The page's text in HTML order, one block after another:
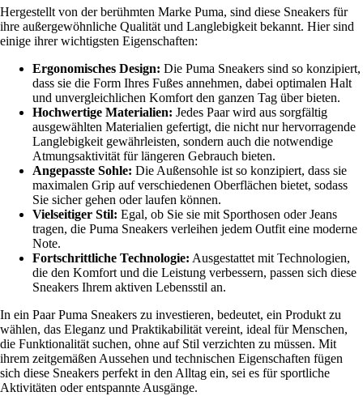
Hergestellt von der berühmten Marke Puma, sind diese Sneakers für
ihre außergewöhnliche Qualität und Langlebigkeit bekannt. Hier sind
einige ihrer wichtigsten Eigenschaften:
Ergonomisches Design: Die Puma Sneakers sind so konzipiert,
dass sie die Form Ihres Fußes annehmen, dabei optimalen Halt
und unvergleichlichen Komfort den ganzen Tag über bieten.
Hochwertige Materialien: Jedes Paar wird aus sorgfältig
ausgewählten Materialien gefertigt, die nicht nur hervorragende
Langlebigkeit gewährleisten, sondern auch die notwendige
Atmungsaktivität für längeren Gebrauch bieten.
Angepasste Sohle: Die Außensohle ist so konzipiert, dass sie
maximalen Grip auf verschiedenen Oberflächen bietet, sodass
Sie sicher gehen oder laufen können.
Vielseitiger Stil: Egal, ob Sie sie mit Sporthosen oder Jeans
tragen, die Puma Sneakers verleihen jedem Outfit eine moderne
Note.
Fortschrittliche Technologie: Ausgestattet mit Technologien,
die den Komfort und die Leistung verbessern, passen sich diese
Sneakers Ihrem aktiven Lebensstil an.
In ein Paar Puma Sneakers zu investieren, bedeutet, ein Produkt zu
wählen, das Eleganz und Praktikabilität vereint, ideal für Menschen,
die Funktionalität suchen, ohne auf Stil verzichten zu müssen. Mit
ihrem zeitgemäßen Aussehen und technischen Eigenschaften fügen
sich diese Sneakers perfekt in den Alltag ein, sei es für sportliche
Aktivitäten oder entspannte Ausgänge.